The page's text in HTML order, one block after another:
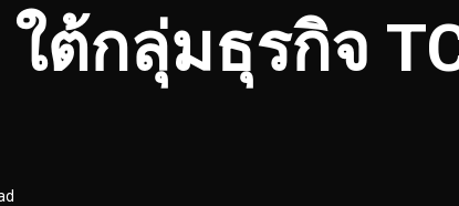
ใต้กลุ่มธุรกิจ